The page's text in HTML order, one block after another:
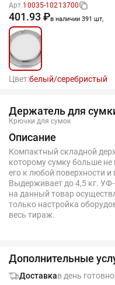
Арт.10035-10213700
401.93 ₽в наличии 391 шт,
Цвет:белый/серебристый
Держатель для
Крючки для сумок
Описание
Компактный складной
которому сумку больше
его к любой поверхности и
Выдерживает до 4,5 кг.
на данный товар
только настройка
весь тираж.
Дополнительные
Доставкав день